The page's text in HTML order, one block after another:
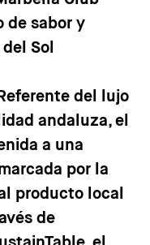
de sabor y
Sol
del lujo
andaluza, el
a una
por la
producto local
de